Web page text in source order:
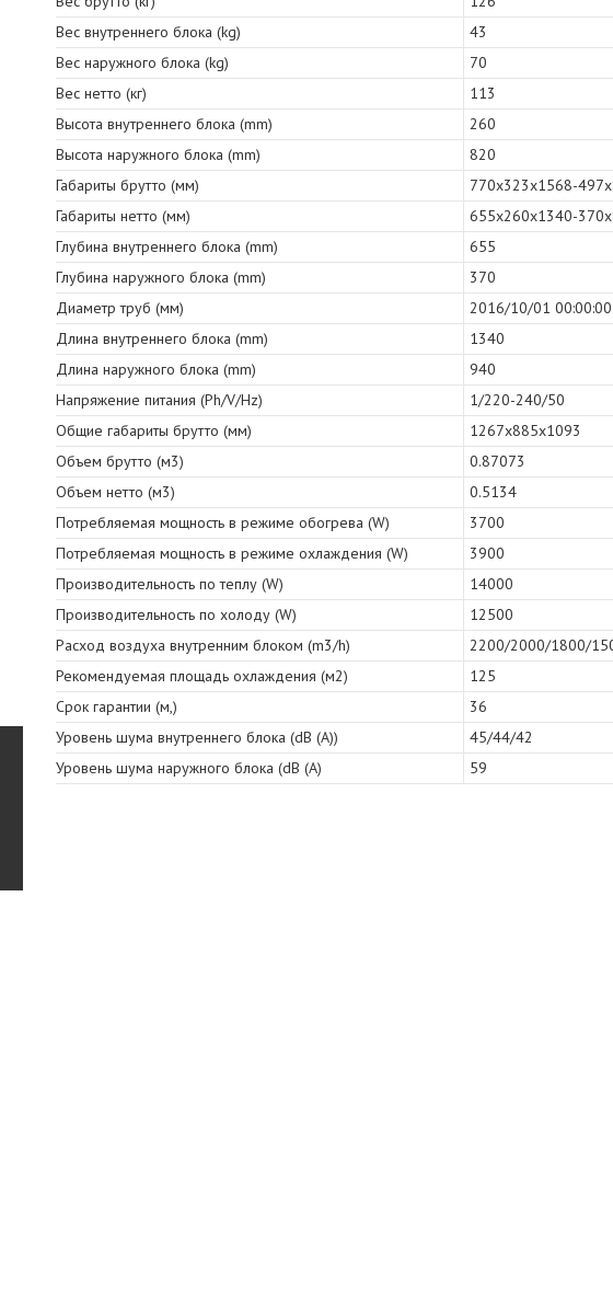
Вес внутреннего блока (kg)
43
Вес наружного блока (kg)
70
Вес нетто (кг)
113
Высота внутреннего блока (mm)
260
Высота наружного блока (mm)
820
Габариты брутто (мм)
770x323x1568-
Габариты нетто (мм)
655x260x1340-
Глубина внутреннего блока (mm)
655
Глубина наружного блока (mm)
370
Диаметр труб (мм)
2016/10/01 00:00:00
Длина внутреннего блока (mm)
1340
Длина наружного блока (mm)
940
Напряжение питания (Ph/V/Hz)
1/220-240/50
Общие габариты брутто (мм)
1267x885x1093
Объем брутто (м3)
0.87073
Объем нетто (м3)
0.5134
Потребляемая мощность в режиме обогрева (W)
3700
Потребляемая мощность в режиме охлаждения (W)
3900
Производительность по теплу (W)
14000
Производительность по холоду (W)
12500
Расход воздуха внутренним блоком (m3/h)
2200/2000/1800/
Рекомендуемая площадь охлаждения (м2)
125
Срок гарантии (м,)
36
Уровень шума внутреннего блока (dB (A))
45/44/42
Уровень шума наружного блока (dB (A)
59